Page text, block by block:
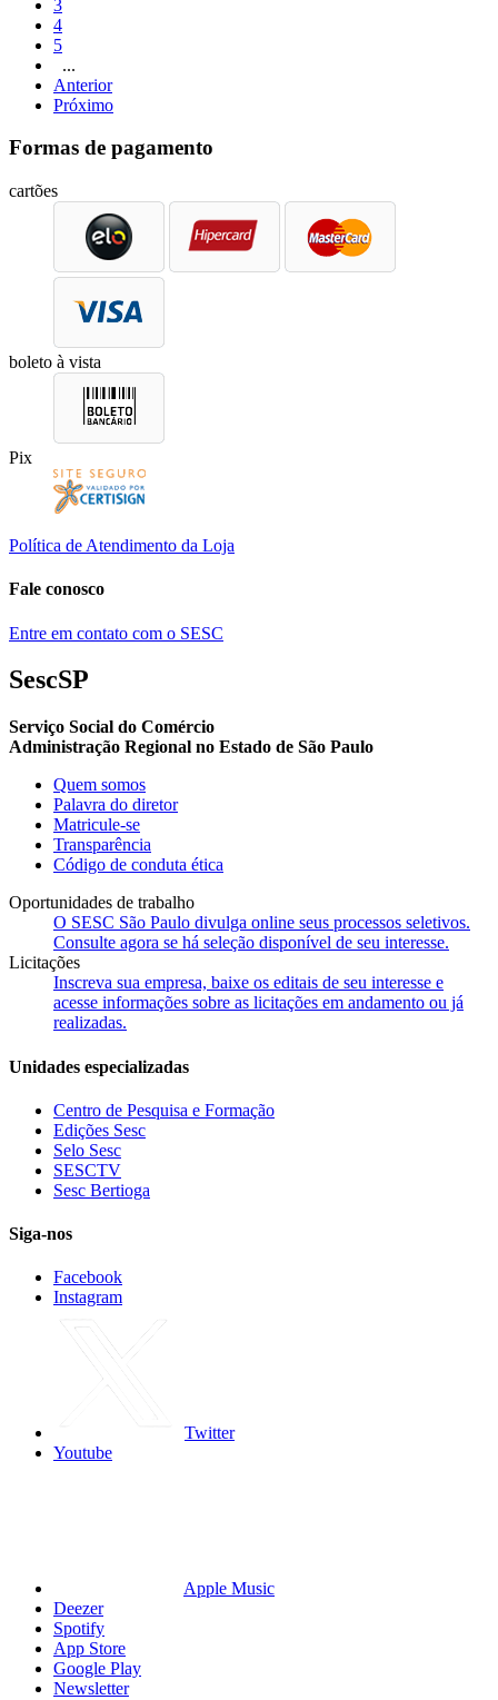
3
4
5
...
Anterior
Próximo
Formas de pagamento
cartões
boleto à vista
Pix
Política de Atendimento da Loja
Fale conosco
Entre em contato com o SESC
SescSP
Serviço Social do Comércio
Administração Regional no Estado de São Paulo
Quem somos
Palavra do diretor
Matricule-se
Transparência
Código de conduta ética
Oportunidades de trabalho
O SESC São Paulo divulga online seus processos seletivos.
Consulte agora se há seleção disponível de seu interesse.
Licitações
Inscreva sua empresa, baixe os editais de seu interesse e
acesse informações sobre as licitações em andamento ou já
realizadas.
Unidades especializadas
Centro de Pesquisa e Formação
Edições Sesc
Selo Sesc
SESCTV
Sesc Bertioga
Siga-nos
Facebook
Instagram
Twitter
Youtube
Apple Music
Deezer
Spotify
App Store
Google Play
Newsletter